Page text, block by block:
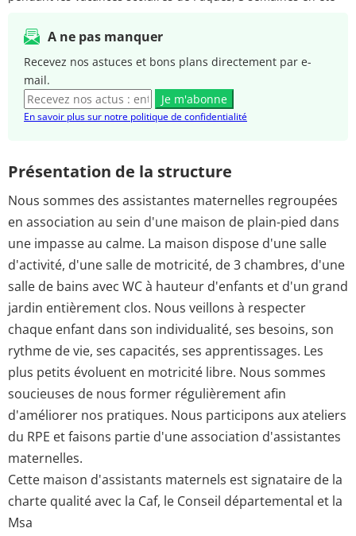
A ne pas manquer
Recevez nos astuces et bons plans directement par e-
mail.
Je m'abonne
En savoir plus sur notre politique de confidentialité
Présentation de la structure
Nous sommes des assistantes maternelles regroupées
en association au sein d'une maison de plain-pied dans
une impasse au calme. La maison dispose d'une salle
d'activité, d'une salle de motricité, de 3 chambres, d'une
salle de bains avec WC à hauteur d'enfants et d'un grand
jardin entièrement clos. Nous veillons à respecter
chaque enfant dans son individualité, ses besoins, son
rythme de vie, ses capacités, ses apprentissages. Les
plus petits évoluent en motricité libre. Nous sommes
soucieuses de nous former régulièrement afin
d'améliorer nos pratiques. Nous participons aux ateliers
du RPE et faisons partie d'une association d'assistantes
maternelles.
Cette maison d'assistants maternels est signataire de la
charte qualité avec la Caf, le Conseil départemental et la
Msa